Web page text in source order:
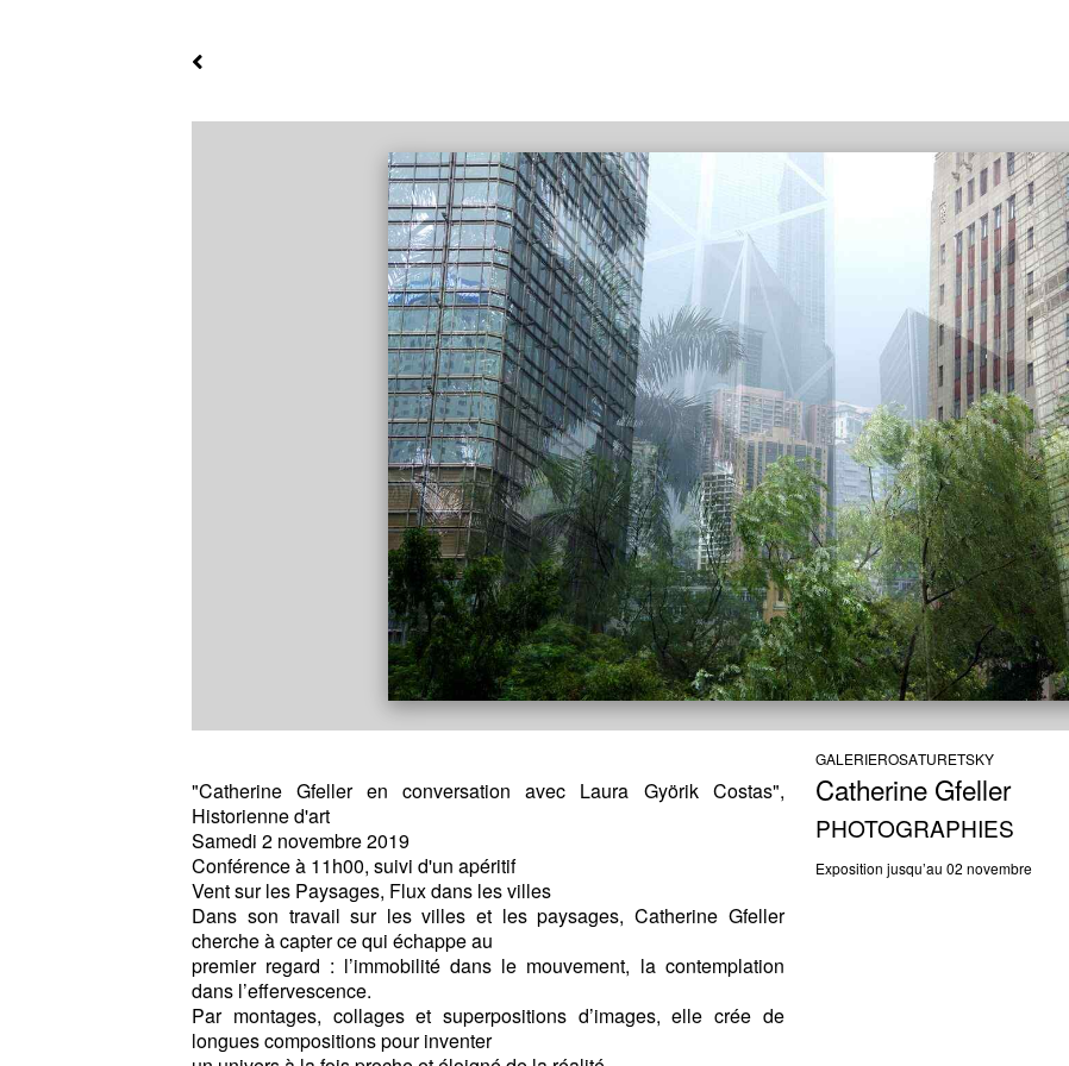
"Catherine Gfeller en conversation avec Laura Györik Costas",
Historienne d'art
Samedi 2 novembre 2019
Conférence à 11h00, suivi d'un apéritif
Vent sur les Paysages, Flux dans les villes
Dans son travail sur les villes et les paysages, Catherine Gfeller
cherche à capter ce qui échappe au
premier regard : l’immobilité dans le mouvement, la contemplation
dans l’effervescence.
Par montages, collages et superpositions d’images, elle crée de
longues compositions pour inventer
GALERIEROSATURETSKY
Catherine Gfeller
PHOTOGRAPHIES
Exposition jusqu’au 02 novembre